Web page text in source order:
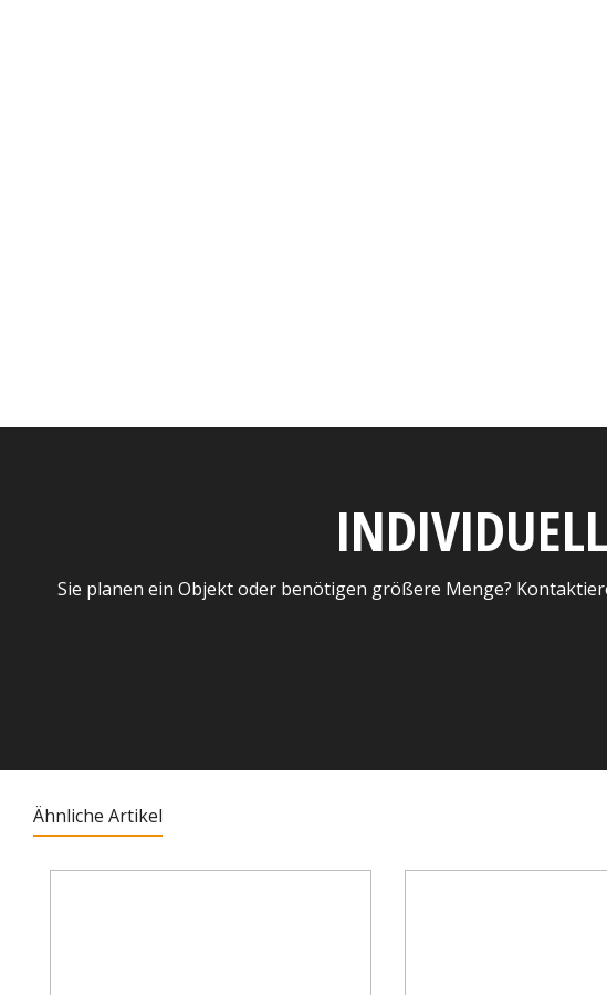
Sie planen ein Objekt oder benötigen größere Menge?
Ähnliche Artikel